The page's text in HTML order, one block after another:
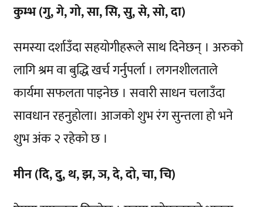
कुम्भ (गु, गे, गो, सा, सि, सु, से, सो, दा)
समस्या दर्शाउँदा सहयोगीहरूले साथ दिनेछन् । अरुको
लागि श्रम वा बुद्धि खर्च गर्नुपर्ला । लगनशीलताले
कार्यमा सफलता पाइनेछ । सवारी साधन चलाउँदा
सावधान रहनुहोला। आजको शुभ रंग सुन्तला हो भने
शुभ अंक २ रहेको छ ।
मीन (दि, दु, थ, झ, ञ, दे, दो, चा, चि)